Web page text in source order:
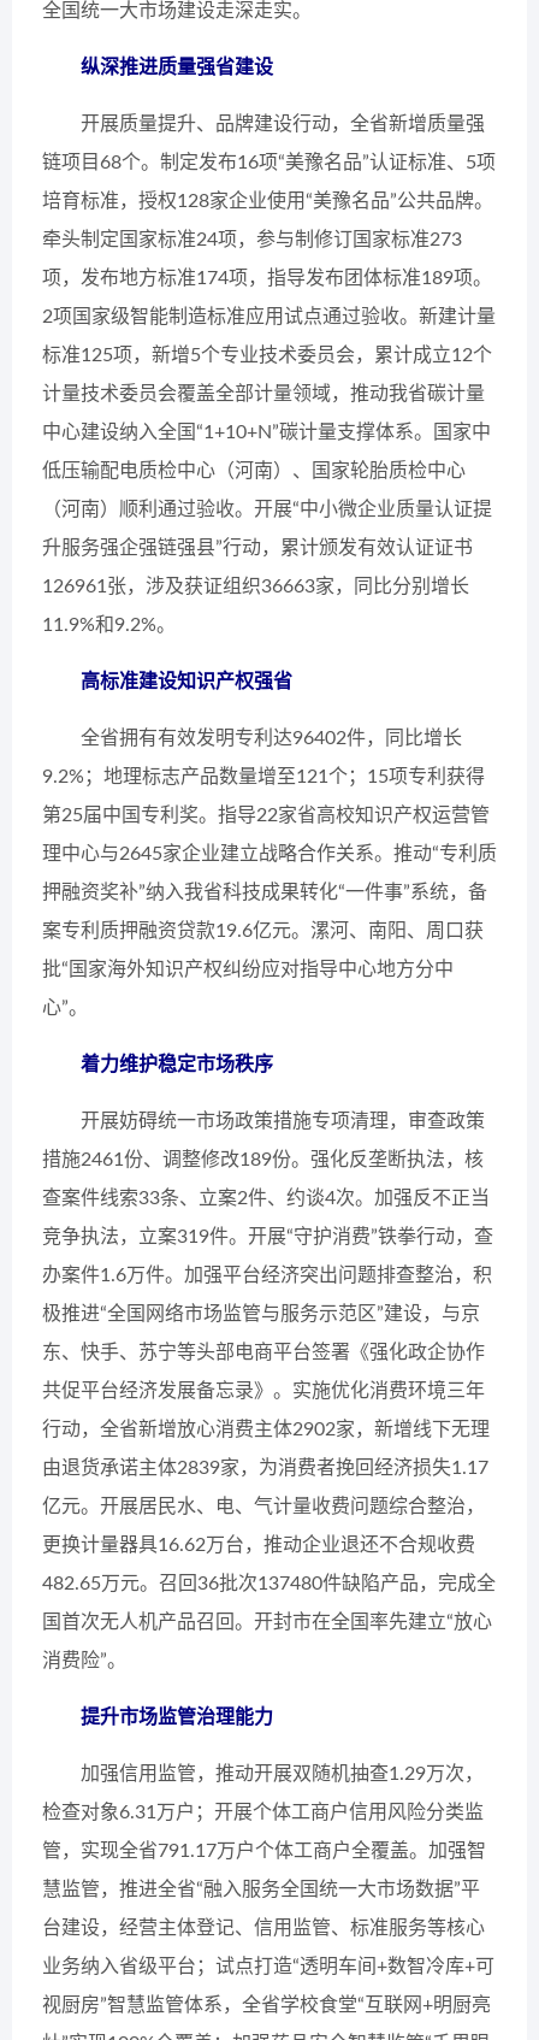
全国统一大市场建设走深走实。
纵深推进质量强省建设
开展质量提升、品牌建设行动，全省新增质量强
链项目68个。制定发布16项“美豫名品”认证标准、5项
培育标准，授权128家企业使用“美豫名品”公共品牌。
牵头制定国家标准24项，参与制修订国家标准273
项，发布地方标准174项，指导发布团体标准189项。
2项国家级智能制造标准应用试点通过验收。新建计量
标准125项，新增5个专业技术委员会，累计成立12个
计量技术委员会覆盖全部计量领域，推动我省碳计量
中心建设纳入全国“1+10+N”碳计量支撑体系。国家中
低压输配电质检中心（河南）、国家轮胎质检中心
（河南）顺利通过验收。开展“中小微企业质量认证提
升服务强企强链强县”行动，累计颁发有效认证证书
126961张，涉及获证组织36663家，同比分别增长
11.9%和9.2%。
高标准建设知识产权强省
全省拥有有效发明专利达96402件，同比增长
9.2%；地理标志产品数量增至121个；15项专利获得
第25届中国专利奖。指导22家省高校知识产权运营管
理中心与2645家企业建立战略合作关系。推动“专利质
押融资奖补”纳入我省科技成果转化“一件事”系统，备
案专利质押融资贷款19.6亿元。漯河、南阳、周口获
批“国家海外知识产权纠纷应对指导中心地方分中
心”。
着力维护稳定市场秩序
开展妨碍统一市场政策措施专项清理，审查政策
措施2461份、调整修改189份。强化反垄断执法，核
查案件线索33条、立案2件、约谈4次。加强反不正当
竞争执法，立案319件。开展“守护消费”铁拳行动，查
办案件1.6万件。加强平台经济突出问题排查整治，积
极推进“全国网络市场监管与服务示范区”建设，与京
东、快手、苏宁等头部电商平台签署《强化政企协作
共促平台经济发展备忘录》。实施优化消费环境三年
行动，全省新增放心消费主体2902家，新增线下无理
由退货承诺主体2839家，为消费者挽回经济损失1.17
亿元。开展居民水、电、气计量收费问题综合整治，
更换计量器具16.62万台，推动企业退还不合规收费
482.65万元。召回36批次137480件缺陷产品，完成全
国首次无人机产品召回。开封市在全国率先建立“放心
消费险”。
提升市场监管治理能力
加强信用监管，推动开展双随机抽查1.29万次，
检查对象6.31万户；开展个体工商户信用风险分类监
管，实现全省791.17万户个体工商户全覆盖。加强智
慧监管，推进全省“融入服务全国统一大市场数据”平
台建设，经营主体登记、信用监管、标准服务等核心
业务纳入省级平台；试点打造“透明车间+数智冷库+可
视厨房”智慧监管体系，全省学校食堂“互联网+明厨亮